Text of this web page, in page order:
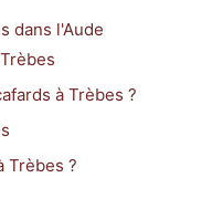
dans l'Aude
à Trèbes ?
Trèbes ?